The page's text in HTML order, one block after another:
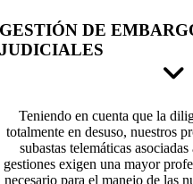
GESTIÓN DE
JUDICIALES
Teniendo en cuenta que la
totalmente en desuso, nuestros
subastas telemáticas
gestiones exigen una mayor
necesario para el manejo de las